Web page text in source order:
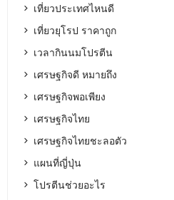
เที่ยวประเทศไหนดี
เที่ยวยุโรป ราคาถูก
เวลากินนมโปรตีน
เศรษฐกิจดี หมายถึง
เศรษฐกิจพอเพียง
เศรษฐกิจไทย
เศรษฐกิจไทยชะลอตัว
แผนที่ญี่ปุ่น
โปรตีนช่วยอะไร